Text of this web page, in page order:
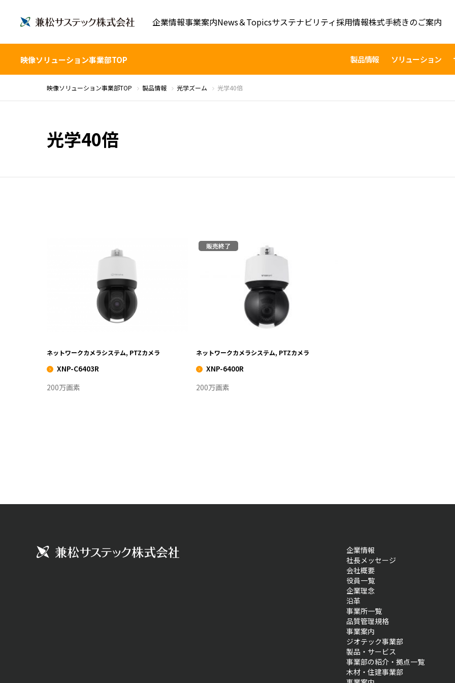
企業情報事業案内News＆Topicsサステナビリティ採用情報株式手続きのご案内
映像ソリューション事業部TOP 製品情報 ソリューション
映像ソリューション事業部TOP 製品情報 光学ズーム 光学40倍
光学40倍
XNP-C6403R
VIEW MORE
ネットワークカメラシステム, PTZカメラ
XNP-C6403R
200万画素
販売終了
VIEW MORE
ネットワークカメラシステム, PTZカメラ
XNP-6400R
200万画素
企業情報
社長メッセージ
会社概要
役員一覧
企業理念
沿革
事業所一覧
品質管理規格
事業案内
ジオテック事業部
製品・サービス
事業部の紹介・拠点一覧
木材・住建事業部